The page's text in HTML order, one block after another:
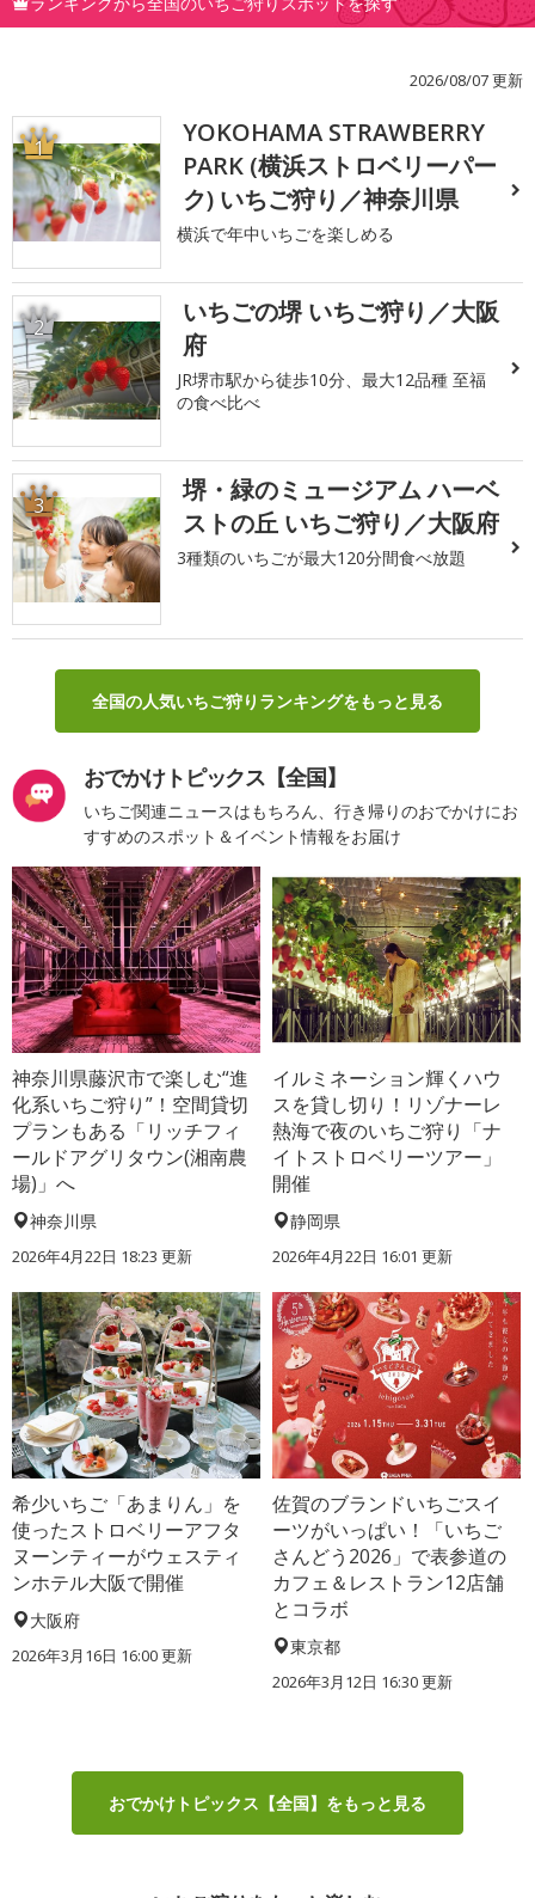
2026/08/07 更新
1
YOKOHAMA STRAWBERRY
PARK (横浜ストロベリーパー
ク) いちご狩り／神奈川県
横浜で年中いちごを楽しめる
2
いちごの堺 いちご狩り／大阪
府
JR堺市駅から徒歩10分、最大12品種 至福
の食べ比べ
3
堺・緑のミュージアム ハーベ
ストの丘 いちご狩り／大阪府
3種類のいちごが最大120分間食べ放題
全国の人気いちご狩りランキングをもっと見る
おでかけトピックス【全国】
いちご関連ニュースはもちろん、行き帰りのおでかけにお
すすめのスポット＆イベント情報をお届け
神奈川県藤沢市で楽しむ“進
化系いちご狩り”！空間貸切
プランもある「リッチフィ
ールドアグリタウン(湘南農
場)」へ
神奈川県
2026年4月22日 18:23 更新
イルミネーション輝くハウ
スを貸し切り！リゾナーレ
熱海で夜のいちご狩り「ナ
イトストロベリーツアー」
開催
静岡県
2026年4月22日 16:01 更新
希少いちご「あまりん」を
使ったストロベリーアフタ
ヌーンティーがウェスティ
ンホテル大阪で開催
大阪府
2026年3月16日 16:00 更新
佐賀のブランドいちごスイ
ーツがいっぱい！「いちご
さんどう2026」で表参道の
カフェ＆レストラン12店舗
とコラボ
東京都
2026年3月12日 16:30 更新
おでかけトピックス【全国】をもっと見る